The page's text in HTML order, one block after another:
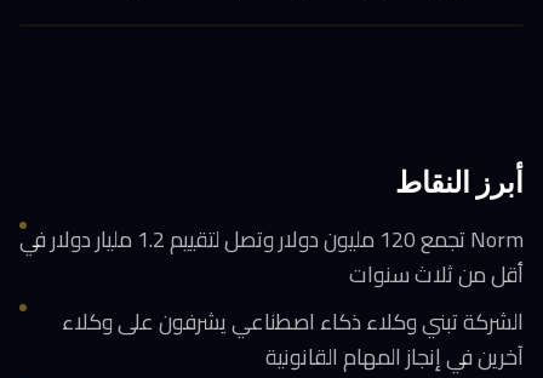
أبرز النقاط
Norm تجمع 120 مليون دولار وتصل لتقييم 1.2 مليار دولار في
أقل من ثلاث سنوات
الشركة تبني وكلاء ذكاء اصطناعي يشرفون على وكلاء
آخرين في إنجاز المهام القانونية